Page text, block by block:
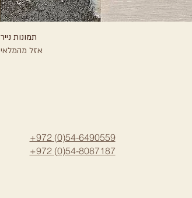
תמונות נייר
אזל מהמלאי
+972 (0)54-6490559
+972 (0)54-8087187